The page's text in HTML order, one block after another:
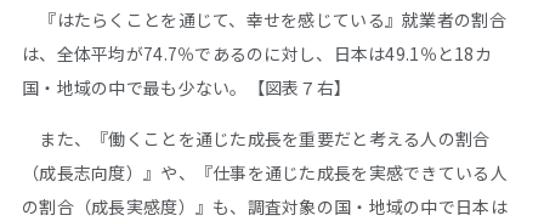
『はたらくことを通じて、幸せを感じている』就業者の割合
は、全体平均が74.7％であるのに対し、日本は49.1％と18カ
国・地域の中で最も少ない。【図表７右】
また、『働くことを通じた成長を重要だと考える人の割合
（成長志向度）』や、『仕事を通じた成長を実感できている人
の割合（成長実感度）』も、調査対象の国・地域の中で日本は